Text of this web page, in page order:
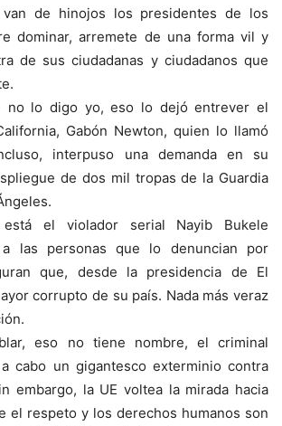
de hinojos los presidentes de los
dominar, arremete de una forma vil y
de sus ciudadanas y ciudadanos que
no lo digo yo, eso lo dejó entrever el
Gabón Newton, quien lo llamó
interpuso una demanda en su
de dos mil tropas de la Guardia
el violador serial Nayib Bukele
a las personas que lo denuncian por
que, desde la presidencia de El
corrupto de su país. Nada más veraz
eso no tiene nombre, el criminal
cabo un gigantesco exterminio contra
embargo, la UE voltea la mirada hacia
el respeto y los derechos humanos son